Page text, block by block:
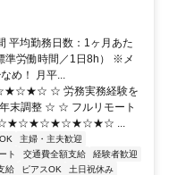
平均勤務日数：1ヶ月あた
準労働時間／1日8h） ※メ
め！ 月平...
☆ 労務実務経験を
末調整 ☆ ☆ フルリモート
...
主婦・主夫歓迎
ト 交通費全額支給
経験者歓迎
給 ピアスOK
土日祝休み